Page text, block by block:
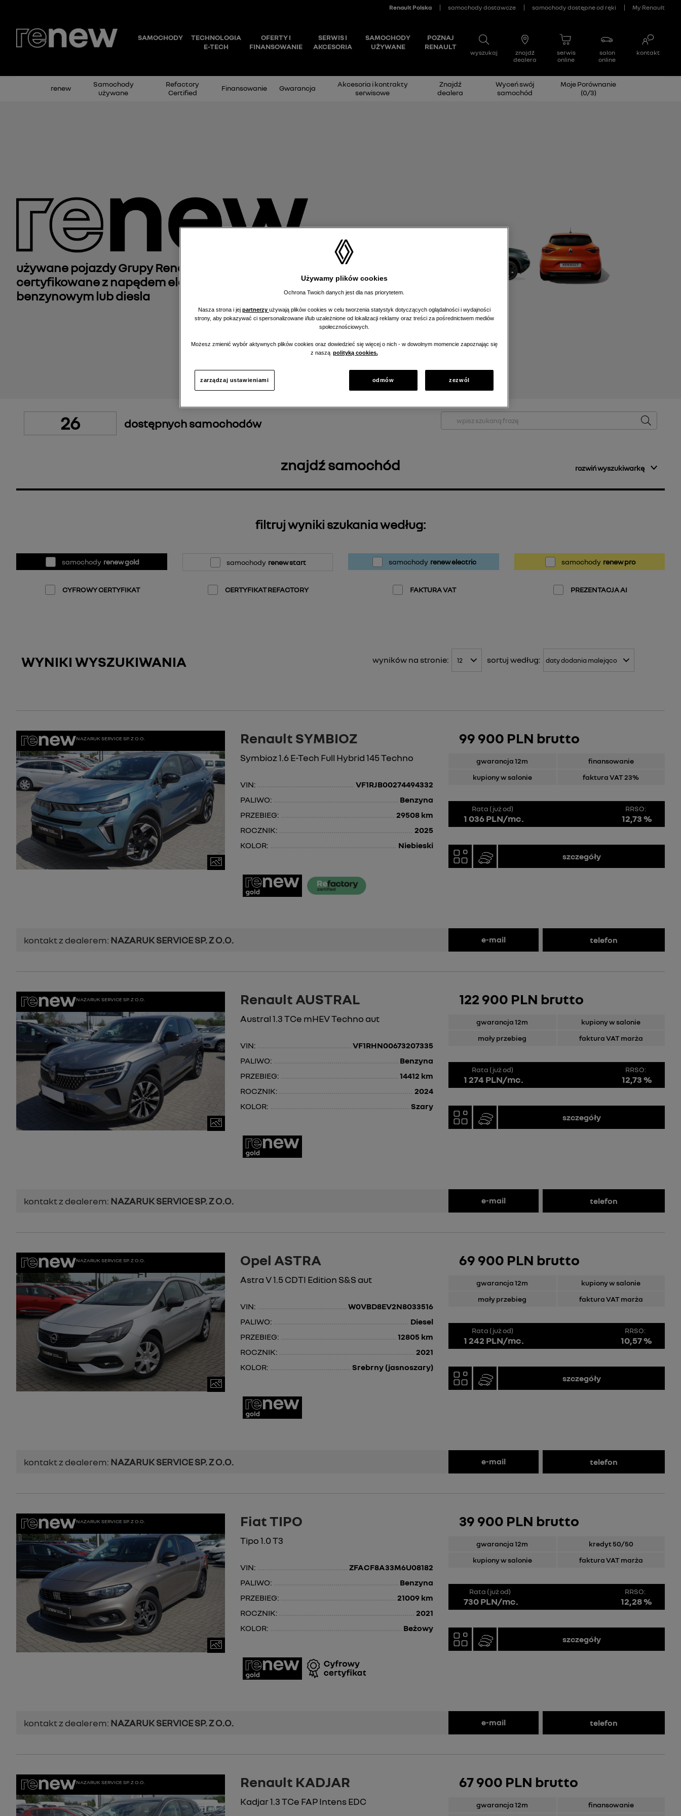
renew
Samochody
używane
Refactory
Certified
Finansowanie Gwarancja
Akcesoria i kontrakty
serwisowe
Znajdź
dealera
Wyceń swój
samochód
Moje Porównanie
(0/3)
używane pojazdy Grupy Renault, regenerowane i
certyfikowane z napędem elektrycznym, hybrydowym,
benzynowym lub diesla
26 dostępnych samochodów
znajdź samochód rozwiń wyszukiwarkę
filtruj wyniki szukania według:
samochody renew gold samochody renew start samochody renew electric samochody renew pro
CYFROWY CERTYFIKAT CERTYFIKAT REFACTORY FAKTURA VAT PREZENTACJA AI
WYNIKI WYSZUKIWANIA wyników na stronie: sortuj według:
NAZARUK SERVICE SP. Z O.O. Renault SYMBIOZ
Symbioz 1.6 E-Tech Full Hybrid 145 Techno
VIN:
VF1RJB00274494332
PALIWO:
Benzyna
PRZEBIEG:
29508 km
ROCZNIK:
2025
KOLOR:
Niebieski
99 900 PLN brutto
gwarancja 12m
finansowanie
kupiony w salonie
faktura VAT 23%
szczegóły
Rata (już od)
1 036 PLN/mc.
RRSO:
12,73 %
kontakt z dealerem: NAZARUK SERVICE SP. Z O.O. e-mail telefon
NAZARUK SERVICE SP. Z O.O. Renault AUSTRAL
Austral 1.3 TCe mHEV Techno aut
VIN:
VF1RHN00673207335
PALIWO:
Benzyna
PRZEBIEG:
14412 km
ROCZNIK:
2024
KOLOR:
Szary
122 900 PLN brutto
gwarancja 12m
kupiony w salonie
mały przebieg
faktura VAT marża
szczegóły
Rata (już od)
1 274 PLN/mc.
RRSO:
12,73 %
kontakt z dealerem: NAZARUK SERVICE SP. Z O.O. e-mail telefon
NAZARUK SERVICE SP. Z O.O. Opel ASTRA
Astra V 1.5 CDTI Edition S&S aut
VIN:
W0VBD8EV2N8033516
PALIWO:
Diesel
PRZEBIEG:
12805 km
ROCZNIK:
2021
KOLOR:
Srebrny (jasnoszary)
69 900 PLN brutto
gwarancja 12m
kupiony w salonie
mały przebieg
faktura VAT marża
szczegóły
Rata (już od)
1 242 PLN/mc.
RRSO:
10,57 %
kontakt z dealerem: NAZARUK SERVICE SP. Z O.O. e-mail telefon
NAZARUK SERVICE SP. Z O.O. Fiat TIPO
Tipo 1.0 T3
VIN:
ZFACF8A33M6U08182
PALIWO:
Benzyna
PRZEBIEG:
21009 km
ROCZNIK:
2021
KOLOR:
Beżowy
39 900 PLN brutto
gwarancja 12m
kredyt 50/50
kupiony w salonie
faktura VAT marża
szczegóły
Rata (już od)
730 PLN/mc.
RRSO:
12,28 %
kontakt z dealerem: NAZARUK SERVICE SP. Z O.O. e-mail telefon
NAZARUK SERVICE SP. Z O.O. Renault KADJAR
Kadjar 1.3 TCe FAP Intens EDC
67 900 PLN brutto
gwarancja 12m finansowanie
Używamy plików cookies
Ochrona Twoich danych jest dla nas priorytetem.
Nasza strona i jej partnerzy używają plików cookies w celu tworzenia statystyk dotyczących oglądalności i wydajności
strony, aby pokazywać ci spersonalizowane i/lub uzależnione od lokalizacji reklamy oraz treści za pośrednictwem mediów
społecznościowych.
Możesz zmienić wybór aktywnych plików cookies oraz dowiedzieć się więcej o nich - w dowolnym momencie zapoznając się
z naszą polityką cookies.
zarządzaj ustawieniami odmów zezwól